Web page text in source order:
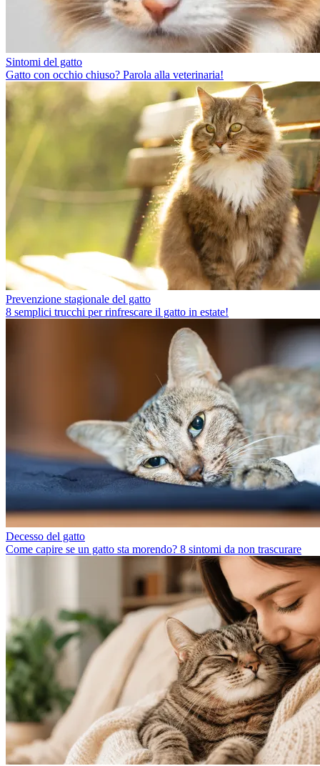
Sintomi del gatto
Gatto con occhio chiuso? Parola alla veterinaria!
Prevenzione stagionale del gatto
8 semplici trucchi per rinfrescare il gatto in estate!
Decesso del gatto
Come capire se un gatto sta morendo? 8 sintomi da non trascurare